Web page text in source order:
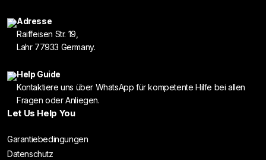
Adresse
Raiffeisen Str. 19,
Lahr 77933 Germany.
Help Guide
Kontaktiere uns über WhatsApp für kompetente Hilfe bei allen
Fragen oder Anliegen.
Let Us Help You
Garantiebedingungen
Datenschutz